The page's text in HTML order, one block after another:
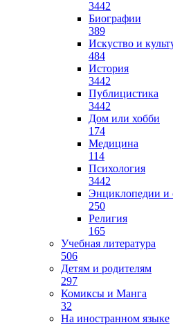
3442
Биографии
389
Искуство и
484
История
3442
Публицистика
3442
Дом или хобби
174
Медицина
114
Психология
3442
Энциклопедии и
250
Религия
165
Учебная литература
506
Детям и родителям
297
Комиксы и Манга
32
На иностранном языке